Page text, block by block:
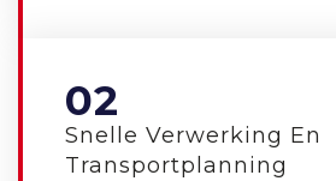
02
Snelle Verwerking En
Transportplanning